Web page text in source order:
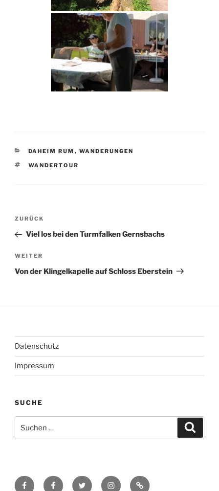
KATEGORIEN
DAHEIM RUM , WANDERUNGEN
SCHLAGWÖRTER
WANDERTOUR
Beitragsnavigation
Vorheriger
Beitrag
ZURÜCK
Viel los bei den Turmfalken Gernsbachs
Nächster
Beitrag
WEITER
Von der Klingelkapelle auf Schloss Eberstein
Datenschutz
Impressum
SUCHE
nach:
FacebookFacebookTwitter InstagramKontakt